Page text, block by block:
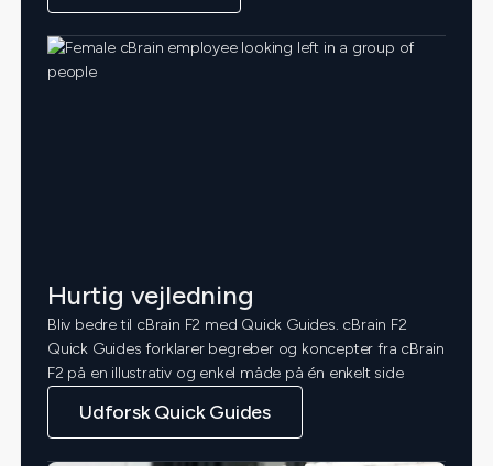
Hurtig vejledning
Bliv bedre til cBrain F2 med Quick Guides. cBrain F2
Quick Guides forklarer begreber og koncepter fra cBrain
F2 på en illustrativ og enkel måde på én enkelt side
Udforsk Quick Guides